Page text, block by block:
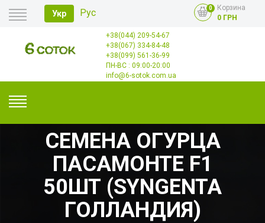
Укр Рус 0
Корзина
0 ГРН
Главная
Оплата
Доставка
+38(044) 209-54-67
+38(067) 334-84-48
+38(099) 561-36-99
ПН-ВС : 09:00-20:00
info@6-sotok.com.ua
СЕМЕНА ОГУРЦА
ПАСАМОНТЕ F1
50ШТ (SYNGENTA
ГОЛЛАНДИЯ)